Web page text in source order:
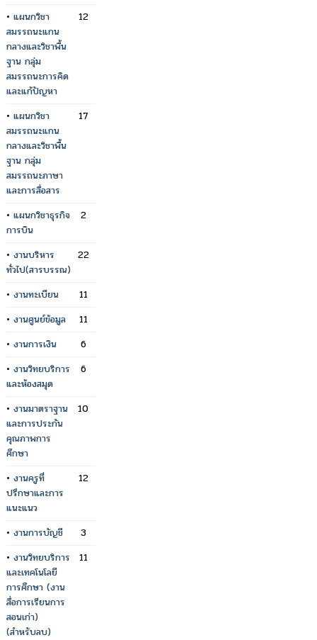
• แผนกวิชา
สมรรถนะแกน
กลางและวิชาพื้น
ฐาน กลุ่ม
สมรรถนะการคิด
และแก้ปัญหา
12
• แผนกวิชา
สมรรถนะแกน
กลางและวิชาพื้น
ฐาน กลุ่ม
สมรรถนะภาษา
และการสื่อสาร
17
• แผนกวิชาธุรกิจ
การบิน
2
• งานบริหาร
ทั่วไป(สารบรรณ)
22
• งานทะเบียน
11
• งานศูนย์ข้อมูล
11
• งานการเงิน
6
• งานวิทยบริการ
และห้องสมุด
6
• งานมาตราฐาน
และการประกัน
คุณภาพการ
ศึกษา
10
• งานครูที่
ปรึกษาและการ
แนะแนว
12
• งานการบัญชี
3
• งานวิทยบริการ
และเทคโนโลยี
การศึกษา (งาน
สื่อการเรียนการ
สอนเก่า)
(สำหรับลบ)
11